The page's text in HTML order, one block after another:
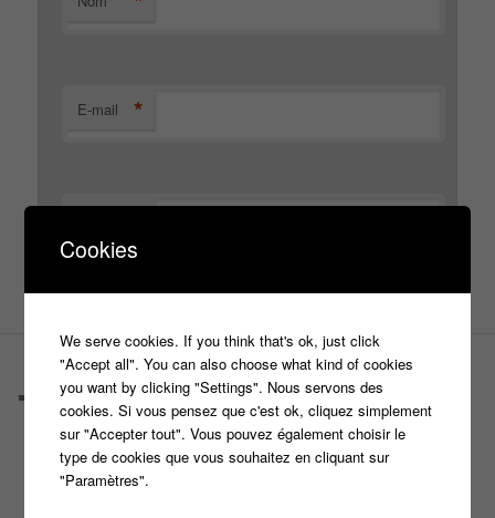
E-mail *
PAGES
Castings
C’est quoi un casteur ?
C’est quoi un directeur de casting ?
Harry
Motus
Cookies
We serve cookies. If you think that's ok, just click
"Accept all". You can also choose what kind of cookies
you want by clicking "Settings". Nous servons des
cookies. Si vous pensez que c'est ok, cliquez simplement
sur "Accepter tout". Vous pouvez également choisir le
type de cookies que vous souhaitez en cliquant sur
"Paramètres".